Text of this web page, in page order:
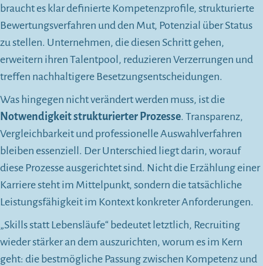
braucht es klar definierte Kompetenzprofile, strukturierte
Bewertungsverfahren und den Mut, Potenzial über Status
zu stellen. Unternehmen, die diesen Schritt gehen,
erweitern ihren Talentpool, reduzieren Verzerrungen und
treffen nachhaltigere Besetzungsentscheidungen.
Was hingegen nicht verändert werden muss, ist die
Notwendigkeit strukturierter Prozesse. Transparenz,
Vergleichbarkeit und professionelle Auswahlverfahren
bleiben essenziell. Der Unterschied liegt darin, worauf
diese Prozesse ausgerichtet sind. Nicht die Erzählung einer
Karriere steht im Mittelpunkt, sondern die tatsächliche
Leistungsfähigkeit im Kontext konkreter Anforderungen.
„Skills statt Lebensläufe“ bedeutet letztlich, Recruiting
wieder stärker an dem auszurichten, worum es im Kern
geht: die bestmögliche Passung zwischen Kompetenz und